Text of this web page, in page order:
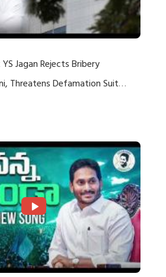
Jagan Rejects Bribery
Threatens Defamation Suit